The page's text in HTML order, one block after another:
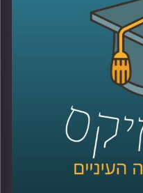
ללמוד מהמספרים, האם
נהיה תלוי מחנה
הייצוג, לציות לחוק,
את פרופ׳ אמנון כוורי,
בבית ספר לאודר
וביחד ננסה להבין
והחברה יכולות לעשות